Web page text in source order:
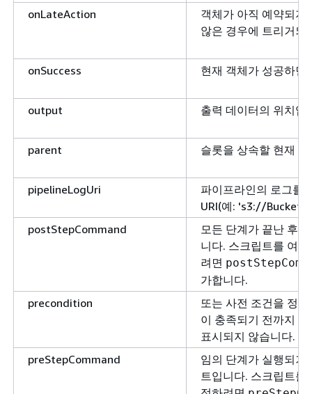
onLateAction
객체가 아직 예약되지
않은 경우에 트리거되
onSuccess 현재 객체가 성공하면
output 출력 데이터의 위치입
parent 슬롯을 상속할 현재
pipelineLogUri
파이프라인의 로그를
URI(예: 's3://
postStepCommand
모든 단계가 끝난 후
니다. 스크립트를 여
려면
가합니다.
precondition
또는 사전 조건을 정
이 충족되기 전까지
표시되지 않습니다.
preStepCommand
임의 단계가 실행되기
트입니다. 스크립트를